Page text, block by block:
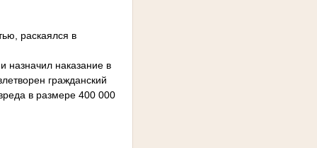
раскаялся в
назначил наказание в
гражданский
в размере 400 000